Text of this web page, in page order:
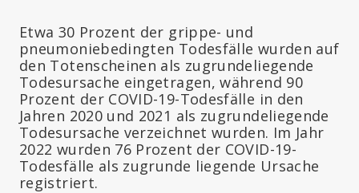
Etwa 30 Prozent der grippe- und
pneumoniebedingten Todesfälle wurden auf
den Totenscheinen als zugrundeliegende
Todesursache eingetragen, während 90
Prozent der COVID-19-Todesfälle in den
Jahren 2020 und 2021 als zugrundeliegende
Todesursache verzeichnet wurden. Im Jahr
2022 wurden 76 Prozent der COVID-19-
Todesfälle als zugrunde liegende Ursache
registriert.